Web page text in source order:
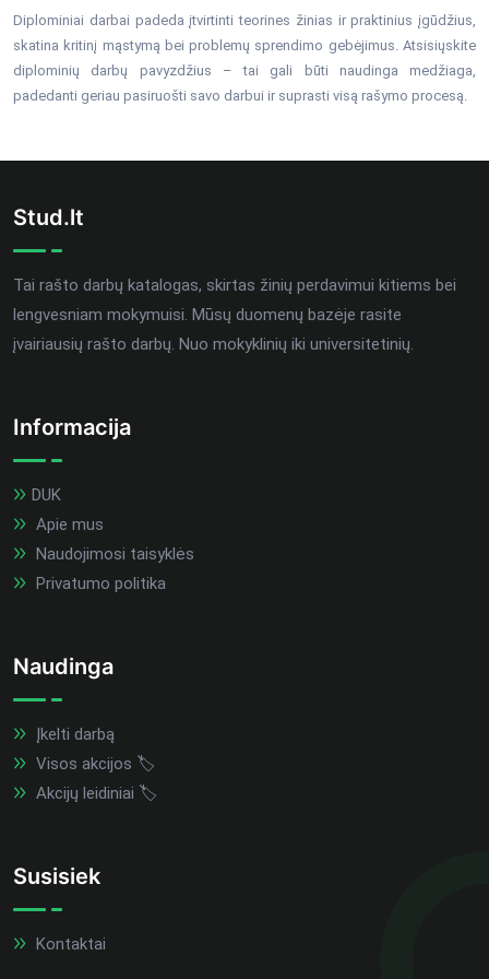
Diplominiai darbai padeda įtvirtinti teorines žinias ir praktinius įgūdžius,
skatina kritinį mąstymą bei problemų sprendimo gebėjimus. Atsisiųskite
diplominių darbų pavyzdžius – tai gali būti naudinga medžiaga,
padedanti geriau pasiruošti savo darbui ir suprasti visą rašymo procesą.
Stud.lt
Tai rašto darbų katalogas, skirtas žinių perdavimui kitiems bei
lengvesniam mokymuisi. Mūsų duomenų bazėje rasite
įvairiausių rašto darbų. Nuo mokyklinių iki universitetinių.
Informacija
DUK
Apie mus
Naudojimosi taisyklės
Privatumo politika
Naudinga
Įkelti darbą
Visos akcijos 🏷️
Akcijų leidiniai 🏷️
Susisiek
Kontaktai